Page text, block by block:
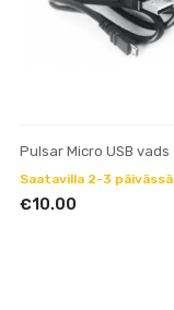
Pulsar Micro USB vads
Saatavilla 2-3 päivässä
€10.00